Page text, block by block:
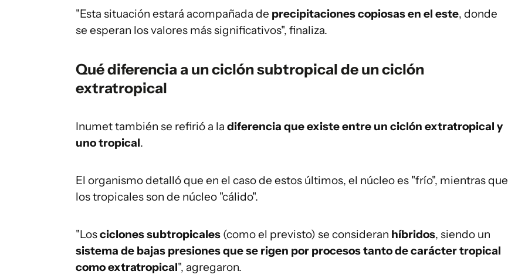
"Esta situación estará acompañada de precipitaciones copiosas en el este, donde
se esperan los valores más significativos", finaliza.
Qué diferencia a un ciclón subtropical de un ciclón
extratropical
Inumet también se refirió a la diferencia que existe entre un ciclón extratropical y
uno tropical.
El organismo detalló que en el caso de estos últimos, el núcleo es "frío", mientras que
los tropicales son de núcleo "cálido".
"Losciclones subtropicales (como el previsto) se consideran híbridos, siendo un
sistema de bajas presiones que se rigen por procesos tanto de carácter tropical
como extratropical", agregaron.